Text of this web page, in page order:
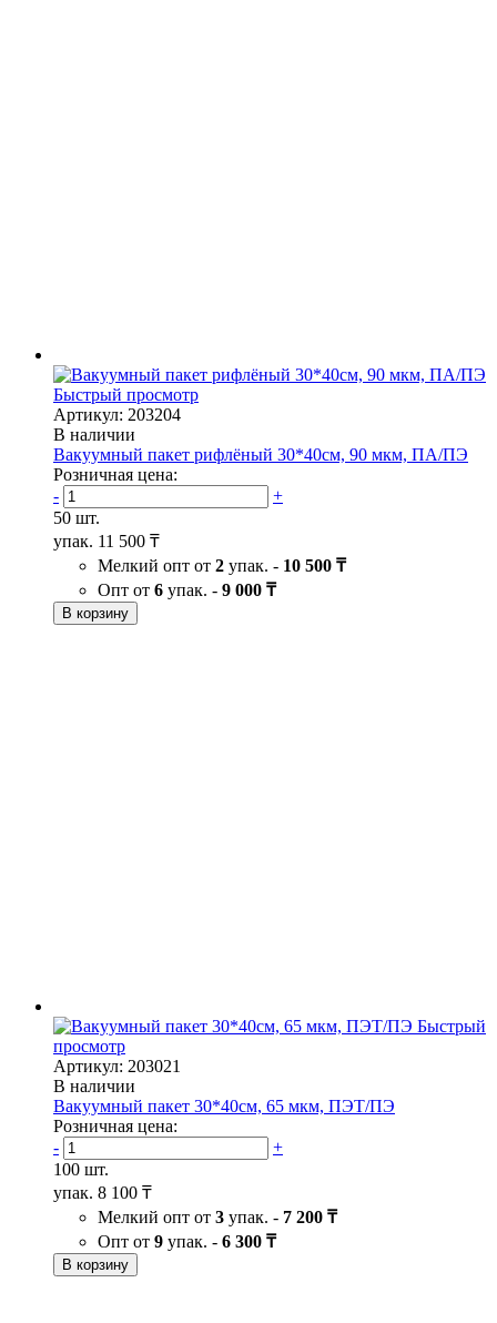
Быстрый просмотр
Артикул: 203204
В наличии
Вакуумный пакет рифлёный 30*40см, 90 мкм, ПА/ПЭ
Розничная цена:
-
+
50 шт.
упак. 11 500 ₸
Мелкий опт от 2 упак. - 10 500 ₸
Опт от 6 упак. - 9 000 ₸
В корзину
Быстрый
просмотр
Артикул: 203021
В наличии
Вакуумный пакет 30*40см, 65 мкм, ПЭТ/ПЭ
Розничная цена:
-
+
100 шт.
упак. 8 100 ₸
Мелкий опт от 3 упак. - 7 200 ₸
Опт от 9 упак. - 6 300 ₸
В корзину